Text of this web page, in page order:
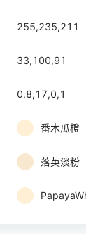
255,235,211
33,100,91
0,8,17,0,1
番木瓜橙
落英淡粉